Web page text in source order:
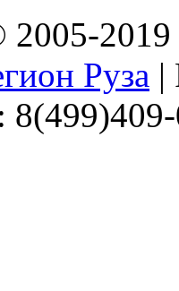
2019
Руза |